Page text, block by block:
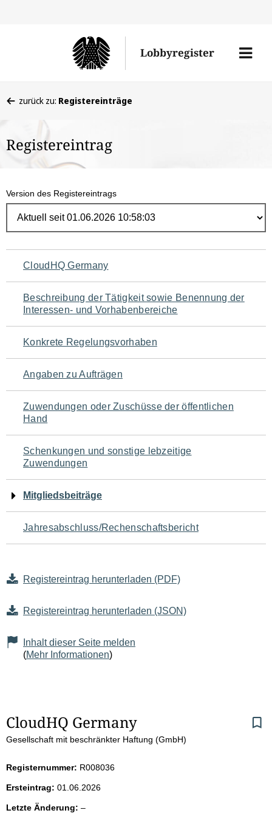
Lobbyregister
Menü
befinden
hier:
zurück zu: Registereinträge
Registereintrag
Version des Registereintrags
Navigation
für
den
Seiteninhalt
CloudHQ Germany
Beschreibung der Tätigkeit sowie Benennung der
Interessen- und Vorhabenbereiche
Konkrete Regelungsvorhaben
Angaben zu Aufträgen
Zuwendungen oder Zuschüsse der öffentlichen
Hand
Schenkungen und sonstige lebzeitige
Zuwendungen
Mitgliedsbeiträge
Jahresabschluss/Rechenschaftsbericht
Registereintrag herunterladen (PDF)
Registereintrag herunterladen (JSON)
Inhalt dieser Seite melden
(Mehr Informationen)
S
e
i
t
CloudHQ Germany
Gesellschaft mit beschränkter Haftung (GmbH)
Registernummer: R008036
Ersteintrag: 01.06.2026
Letzte Änderung: –l